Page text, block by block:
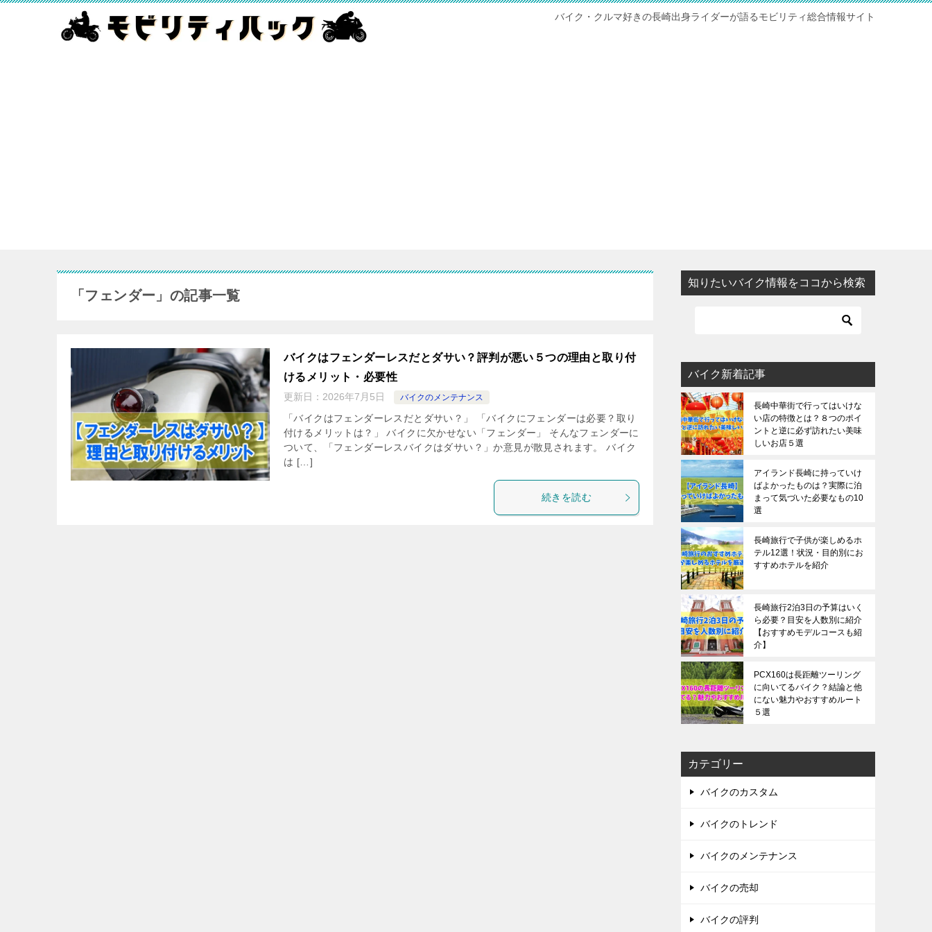
バイク・クルマ好きの長崎出身ライダーが語るモビリティ総合情報サイト
「フェンダー」の記事一覧
バイクはフェンダーレスだとダサい？評判が悪い５つの理由と取り付
けるメリット・必要性
更新日： 2026年7月5日 バイクのメンテナンス
「バイクはフェンダーレスだとダサい？」 「バイクにフェンダーは必要？取り
付けるメリットは？」 バイクに欠かせない「フェンダー」 そんなフェンダーに
ついて、「フェンダーレスバイクはダサい？」か意見が散見されます。 バイク
は […]
続きを読む
知りたいバイク情報をココから検索
バイク新着記事
長崎中華街で行ってはいけな
い店の特徴とは？８つのポイ
ントと逆に必ず訪れたい美味
しいお店５選
アイランド長崎に持っていけ
ばよかったものは？実際に泊
まって気づいた必要なもの10
選
長崎旅行で子供が楽しめるホ
テル12選！状況・目的別にお
すすめホテルを紹介
長崎旅行2泊3日の予算はいく
ら必要？目安を人数別に紹介
【おすすめモデルコースも紹
介】
PCX160は長距離ツーリング
に向いてるバイク？結論と他
にない魅力やおすすめルート
５選
カテゴリー
バイクのカスタム
バイクのトレンド
バイクのメンテナンス
バイクの売却
バイクの評判